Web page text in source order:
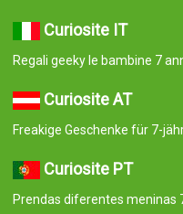
Curiosite IT
Regali geeky le bambine 7
Curiosite AT
Freakige Geschenke für 7-
Curiosite PT
Prendas diferentes meninas